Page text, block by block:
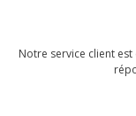
Notre service client